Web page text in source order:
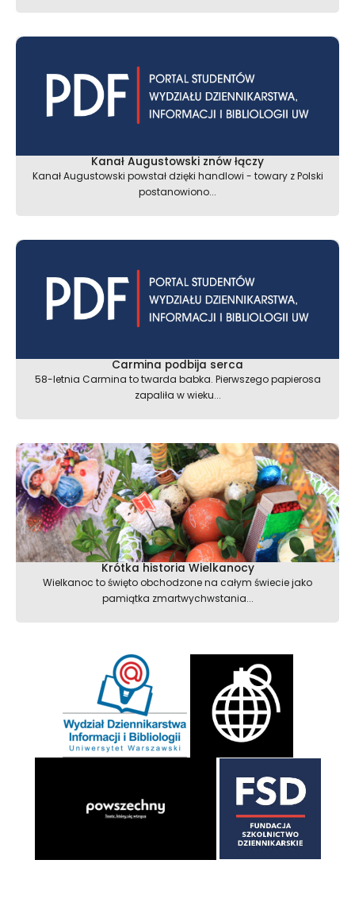
Kanał Augustowski znów łączy
Kanał Augustowski powstał dzięki handlowi - towary z Polski
postanowiono...
Carmina podbija serca
58-letnia Carmina to twarda babka. Pierwszego papierosa
zapaliła w wieku...
Krótka historia Wielkanocy
Wielkanoc to święto obchodzone na całym świecie jako
pamiątka zmartwychwstania...